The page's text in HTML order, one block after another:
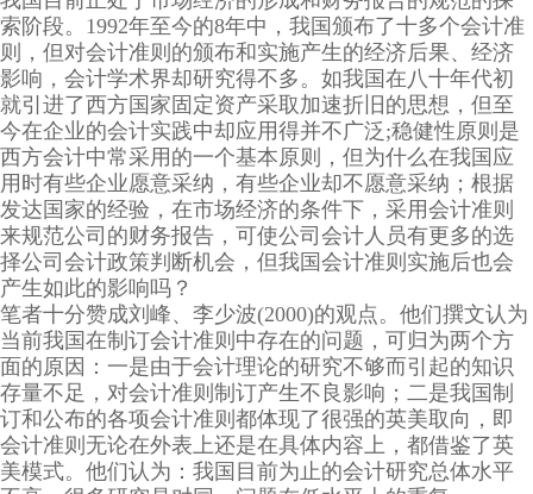
索阶段。1992年至今的8年中，我国颁布了十多个会计准
则，但对会计准则的颁布和实施产生的经济后果、经济
影响，会计学术界却研究得不多。如我国在八十年代初
就引进了西方国家固定资产采取加速折旧的思想，但至
今在企业的会计实践中却应用得并不广泛;稳健性原则是
西方会计中常采用的一个基本原则，但为什么在我国应
用时有些企业愿意采纳，有些企业却不愿意采纳；根据
发达国家的经验，在市场经济的条件下，采用会计准则
来规范公司的财务报告，可使公司会计人员有更多的选
择公司会计政策判断机会，但我国会计准则实施后也会
产生如此的影响吗？
笔者十分赞成刘峰、李少波(2000)的观点。他们撰文认为
当前我国在制订会计准则中存在的问题，可归为两个方
面的原因：一是由于会计理论的研究不够而引起的知识
存量不足，对会计准则制订产生不良影响；二是我国制
订和公布的各项会计准则都体现了很强的英美取向，即
会计准则无论在外表上还是在具体内容上，都借鉴了英
美模式。他们认为：我国目前为止的会计研究总体水平